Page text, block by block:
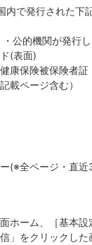
内で発行された下
・公的機関が発行
(表面)
康保険被保険者証
載ページ含む）
(※全ページ・直
面ホーム、［基本
」をクリックし